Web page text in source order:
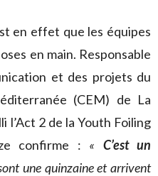
en effet que les équipes
en main. Responsable
et des projets du
(CEM) de La
l’Act 2 de la Youth Foiling
confirme : « C’est un
une quinzaine et arrivent